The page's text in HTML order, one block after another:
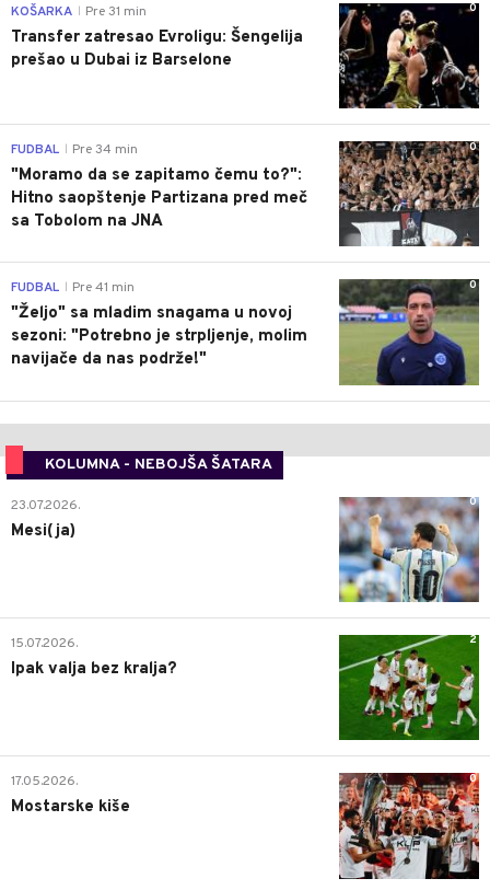
0
KOŠARKA Pre 31 min
Transfer zatresao Evroligu: Šengelija
prešao u Dubai iz Barselone
0
FUDBAL Pre 34 min
"Moramo da se zapitamo čemu to?":
Hitno saopštenje Partizana pred meč
sa Tobolom na JNA
0
FUDBAL Pre 41 min
"Željo" sa mladim snagama u novoj
sezoni: "Potrebno je strpljenje, molim
navijače da nas podrže!"
KOLUMNA - NEBOJŠA ŠATARA
0
23.07.2026.
Mesi(ja)
2
15.07.2026.
Ipak valja bez kralja?
0
17.05.2026.
Mostarske kiše